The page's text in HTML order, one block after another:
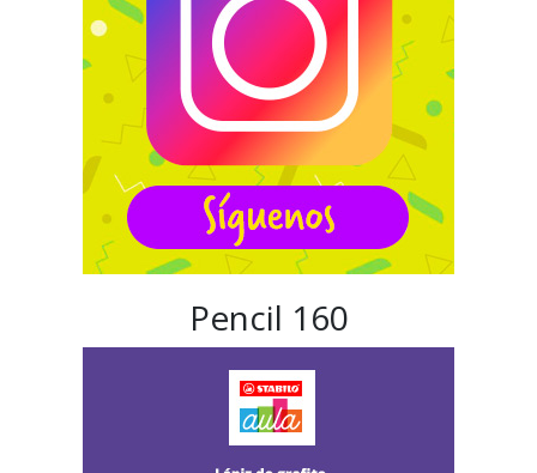
Pencil 160